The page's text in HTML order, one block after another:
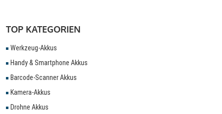
TOP KATEGORIEN
Werkzeug-Akkus
Handy & Smartphone Akkus
Barcode-Scanner Akkus
Kamera-Akkus
Drohne Akkus